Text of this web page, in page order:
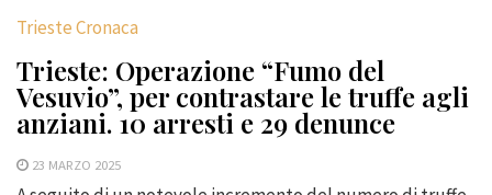
Trieste Cronaca
Trieste: Operazione “Fumo del
Vesuvio”, per contrastare le truffe agli
anziani. 10 arresti e 29 denunce
23 MARZO 2025